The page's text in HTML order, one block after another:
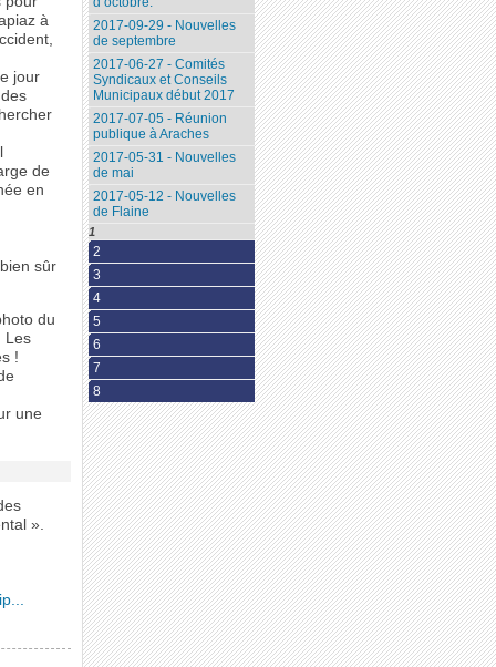
à
jour
de
en
sûr
du
Les
!
une
».
2017-09-29 - Nouvelles
de septembre
2017-06-27 - Comités
Syndicaux et Conseils
Municipaux début 2017
2017-07-05 - Réunion
publique à Araches
2017-05-31 - Nouvelles
de mai
2017-05-12 - Nouvelles
de Flaine
1
2
3
4
5
6
7
8